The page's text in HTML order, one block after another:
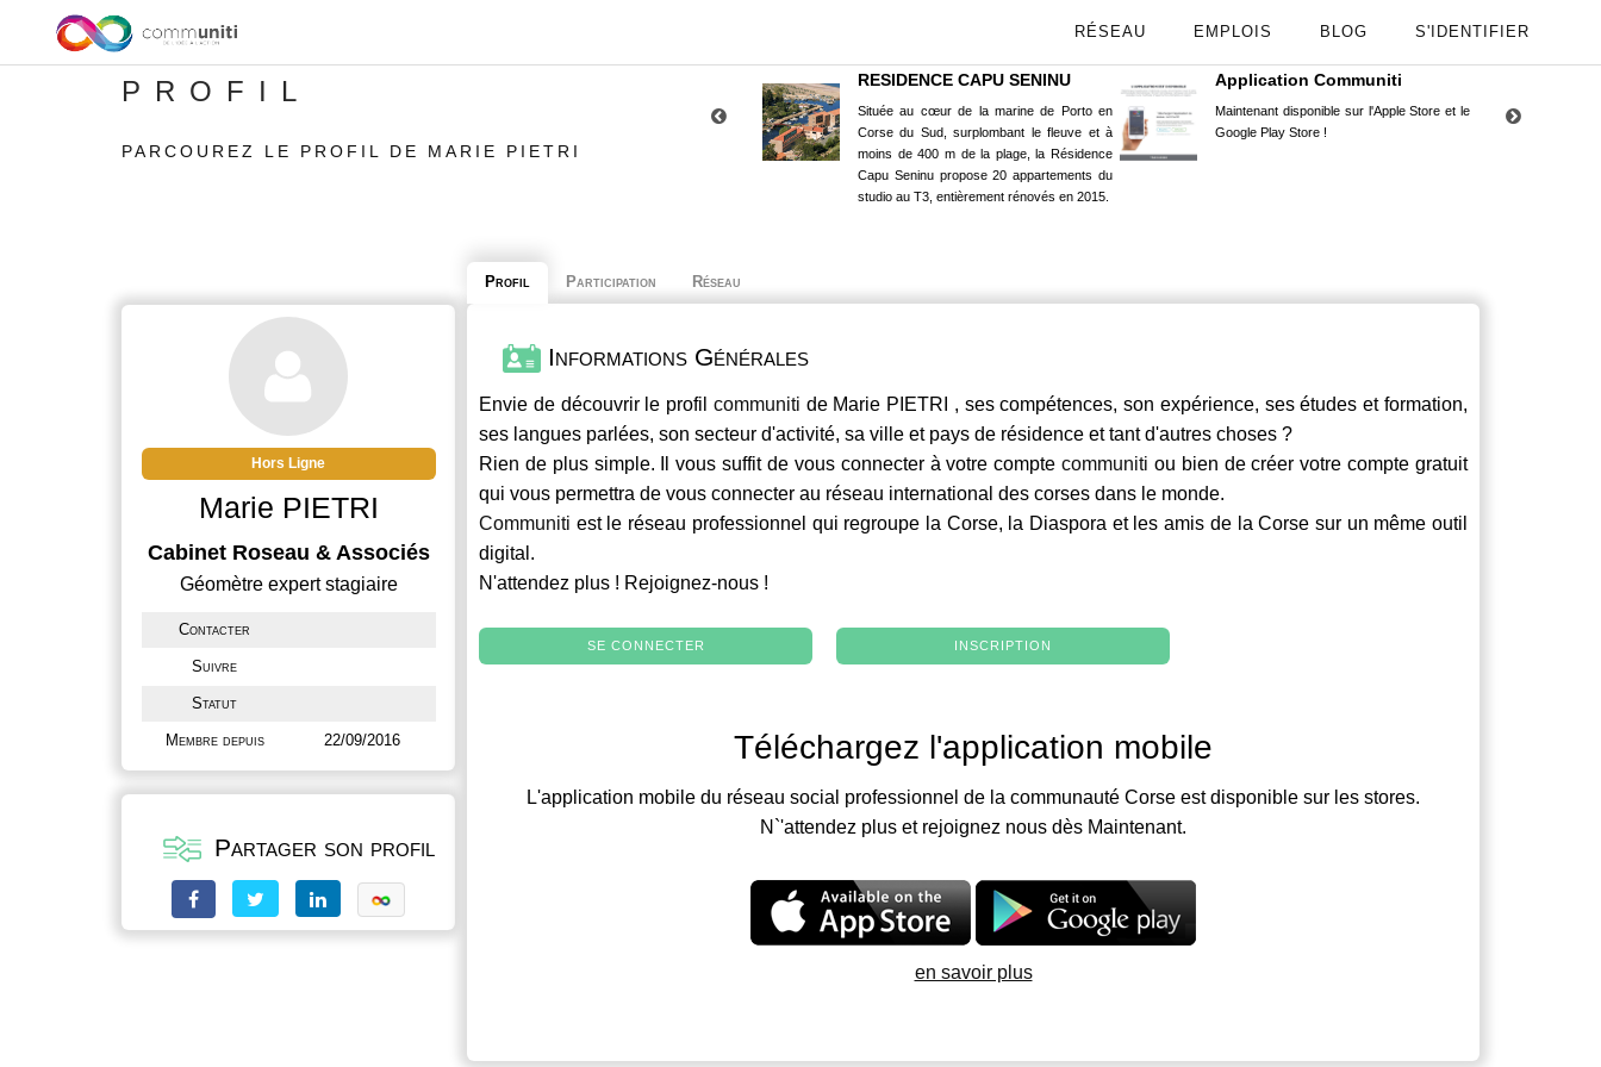
RÉSEAU EMPLOIS BLOG S'IDENTIFIER
PROFIL
PARCOUREZ LE PROFIL DE MARIE PIETRI
RESIDENCE CAPU SENINU
Située au cœur de la marine de Porto en
Corse du Sud, surplombant le fleuve et à
moins de 400 m de la plage, la Résidence
Capu Seninu propose 20 appartements du
studio au T3, entièrement rénovés en 2015.
Application Communiti
Maintenant disponible sur l'Apple Store et le
Google Play Store !
Hors Ligne
Marie PIETRI
Cabinet Roseau & Associés
Géomètre expert stagiaire
Contacter
Suivre
Statut
Membre depuis 22/09/2016
Partager son profil
Profil Participation Réseau
Informations Générales
Envie de découvrir le profil communiti de Marie PIETRI , ses compétences, son expérience, ses études et formation,
ses langues parlées, son secteur d'activité, sa ville et pays de résidence et tant d'autres choses ?
Rien de plus simple. Il vous suffit de vous connecter à votre comptecommuniti ou bien de créer votre compte gratuit
qui vous permettra de vous connecter au réseau international des corses dans le monde.
Communiti est le réseau professionnel qui regroupe la Corse, la Diaspora et les amis de la Corse sur un même outil
digital.
N'attendez plus ! Rejoignez-nous !
SE CONNECTER INSCRIPTION
Téléchargez l'application mobile
L'application mobile du réseau social professionnel de la communauté Corse est disponible sur les stores.
N`'attendez plus et rejoignez nous dès Maintenant.
en savoir plus